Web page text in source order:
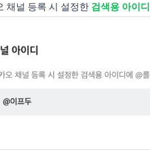
채널 등록 시 설정한 검색용 아이디